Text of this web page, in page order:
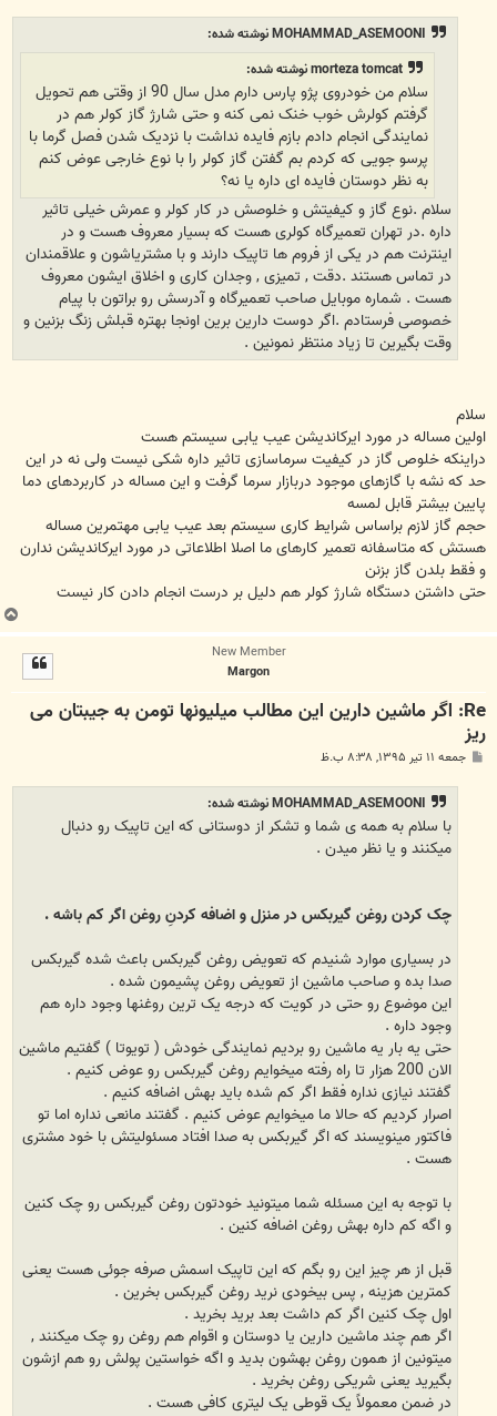
MOHAMMAD_ASEMOONI نوشته شده:
morteza tomcat نوشته شده:
سلام من خودروی پژو پارس دارم مدل سال 90 از وقتی هم تحویل
گرفتم کولرش خوب خنک نمی کنه و حتی شارژ گاز کولر هم در
نمایندگی انجام دادم بازم فایده نداشت با نزدیک شدن فصل گرما با
پرسو جویی که کردم بم گفتن گاز کولر را با نوع خارجی عوض کنم
به نظر دوستان فایده ای داره یا نه؟
سلام .نوع گاز و کیفیتش و خلوصش در کار کولر و عمرش خیلی تاثیر
داره .در تهران تعمیرگاه کولری هست که بسیار معروف هست و در
اینترنت هم در یکی از فروم ها تاپیک دارند و با مشتریاشون و علاقمندان
در تماس هستند .دقت , تمیزی , وجدان کاری و اخلاق ایشون معروف
هست . شماره موبایل صاحب تعمیرگاه و آدرسش رو براتون با پیام
خصوصی فرستادم .اگر دوست دارین برین اونجا بهتره قبلش زنگ بزنین و
وقت بگیرین تا زیاد منتظر نمونین .
سلام
اولین مساله در مورد ایرکاندیشن عیب یابی سیستم هست
دراینکه خلوص گاز در کیفیت سرماسازی تاثیر داره شکی نیست ولی نه در این
حد که نشه با گازهای موجود دربازار سرما گرفت و این مساله در کاربردهای دما
پایین بیشتر قابل لمسه
حجم گاز لازم براساس شرایط کاری سیستم بعد عیب یابی مهتمرین مساله
هستش که متاسفانه تعمیر کارهای ما اصلا اطلاعاتی در مورد ایرکاندیشن ندارن
و فقط بلدن گاز بزنن
حتی داشتن دستگاه شارژ کولر هم دلیل بر درست انجام دادن کار نیست
ب
ا
New Member
Margon
Re: اگر ماشین دارین این مطالب میلیونها تومن به جیبتان می
ریز
پ جمعه ۱۱ تیر ۱۳۹۵, ۸:۳۸ ب.ظ
MOHAMMAD_ASEMOONI نوشته شده:
با سلام به همه ی شما و تشکر از دوستانی که این تاپیک رو دنبال
میکنند و یا نظر میدن .
چک کردن روغن گیربکس در منزل و اضافه کردنِ روغن اگر کم باشه .
در بسیاری موارد شنیدم که تعویض روغن گیربکس باعث شده گیربکس
صدا بده و صاحب ماشین از تعویض روغن پشیمون شده .
این موضوع رو حتی در کویت که درجه یک ترین روغنها وجود داره هم
وجود داره .
حتی یه بار یه ماشین رو بردیم نمایندگی خودش ( تویوتا ) گفتیم ماشین
الان 200 هزار تا راه رفته میخوایم روغن گیربکس رو عوض کنیم .
گفتند نیازی نداره فقط اگر کم شده باید بهش اضافه کنیم .
اصرار کردیم که حالا ما میخوایم عوض کنیم . گفتند مانعی نداره اما تو
فاکتور مینویسند که اگر گیربکس به صدا افتاد مسئولیتش با خود مشتری
هست .
با توجه به این مسئله شما میتونید خودتون روغن گیربکس رو چک کنین
و اگه کم داره بهش روغن اضافه کنین .
قبل از هر چیز این رو بگم که این تاپیک اسمش صرفه جوئی هست یعنی
کمترین هزینه , پس بیخودی نرید روغن گیربکس بخرین .
اول چک کنین اگر کم داشت بعد برید بخرید .
اگر هم چند ماشین دارین یا دوستان و اقوام هم روغن رو چک میکنند ,
میتونین از همون روغن بهشون بدید و اگه خواستین پولش رو هم ازشون
بگیرید یعنی شریکی روغن بخرید .
در ضمن معمولاً یک قوطی یک لیتری کافی هست .